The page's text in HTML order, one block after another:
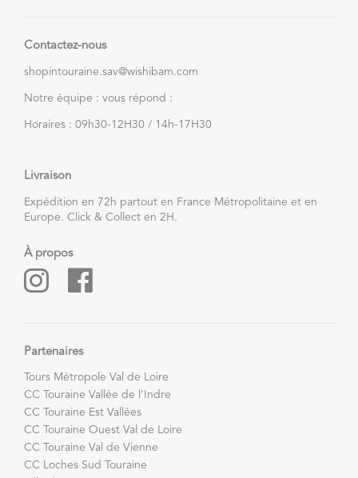
Contactez-nous
shopintouraine.sav@wishibam.com
Notre équipe : vous répond :
Horaires : 09h30-12H30 / 14h-17H30
Livraison
Expédition en 72h partout en France Métropolitaine et en
Europe. Click & Collect en 2H.
À propos
Partenaires
Tours Métropole Val de Loire
CC Touraine Vallée de l’Indre
CC Touraine Est Vallées
CC Touraine Ouest Val de Loire
CC Touraine Val de Vienne
CC Loches Sud Touraine